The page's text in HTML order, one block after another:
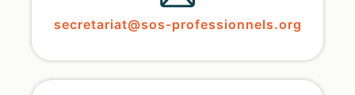
secretariat@sos-professionnels.org